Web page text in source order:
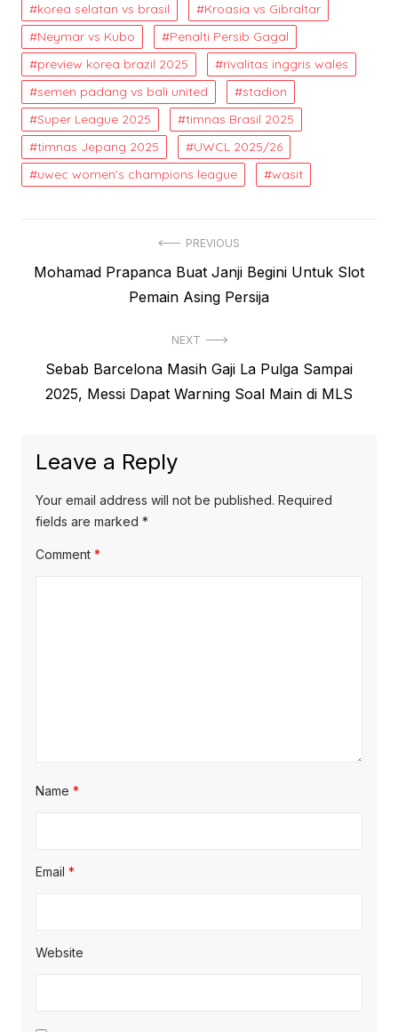
korea selatan vs brasil
Kroasia vs Gibraltar
Neymar vs Kubo
Penalti Persib Gagal
preview korea brazil 2025
rivalitas inggris wales
semen padang vs bali united
stadion
Super League 2025
timnas Brasil 2025
timnas Jepang 2025
UWCL 2025/26
uwec women’s champions league
wasit
navigation
PREVIOUS
Previous
Mohamad Prapanca Buat Janji Begini Untuk Slot
Pemain Asing Persija
NEXT
Next
post:
Sebab Barcelona Masih Gaji La Pulga Sampai
2025, Messi Dapat Warning Soal Main di MLS
Leave a Reply
Your email address will not be published. Required
fields are marked *
Comment *
Name *
Email *
Website